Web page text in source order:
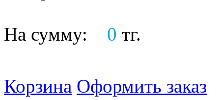
На сумму: 0 тг.
Корзина Оформить заказ